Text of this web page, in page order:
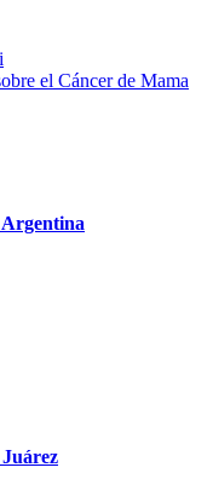
el Cáncer de Mama